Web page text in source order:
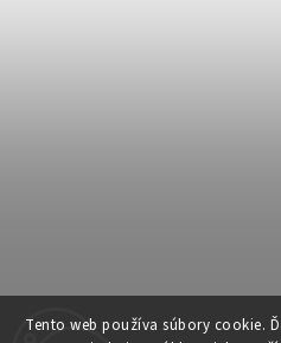
Tento web používa súbory cookie.
Copyright 2026forsolar.sk.